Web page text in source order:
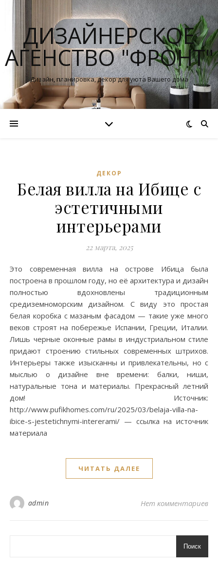
ДИЗАЙНЕРСКОЕ
АГЕНСТВО "ФРОНТ"
Дизайн, планировка, декор для уюта Вашего дома
ДЕКОР
Белая вилла на Ибице с
эстетичными
интерьерами
22 марта, 2025
Это современная вилла на острове Ибица была
построена в прошлом году, но её архитектура и дизайн
полностью вдохновлены традиционным
средиземноморским дизайном. С виду это простая
белая коробка с мазаным фасадом — такие уже много
веков строят на побережье Испании, Греции, Италии.
Лишь черные оконные рамы в индустриальном стиле
придают строению стильных современных штрихов.
Интерьеры также изысканны и привлекательны, но с
мыслью о дизайне вне времени: балки, ниши,
натуральные тона и материалы. Прекрасный летний
дом! Источник:
http://www.pufikhomes.com/ru/2025/03/belaja-villa-na-
ibice-s-jestetichnymi-intererami/ — ссылка на источник
материала
ЧИТАТЬ ДАЛЕЕ
admin Нет комментариев
Поиск